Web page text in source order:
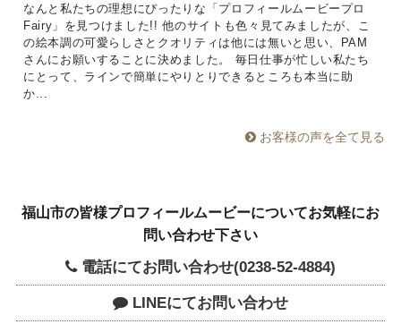
なんと私たちの理想にぴったりな「プロフィールムービープロ
Fairy」を見つけました!! 他のサイトも色々見てみましたが、こ
の絵本調の可愛らしさとクオリティは他には無いと思い、PAM
さんにお願いすることに決めました。 毎日仕事が忙しい私たち
にとって、ラインで簡単にやりとりできるところも本当に助
か...
お客様の声を全て見る
福山市の皆様プロフィールムービーについてお気軽にお
問い合わせ下さい
電話にてお問い合わせ(0238-52-4884)
LINEにてお問い合わせ